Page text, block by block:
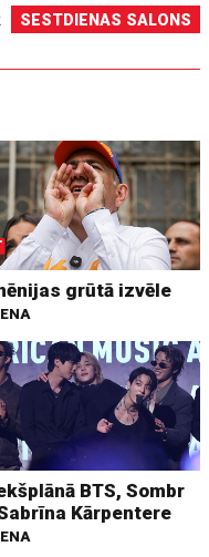
SESTDIENAS SALONS
grūtā izvēle
BTS, Sombr
Kārpentere